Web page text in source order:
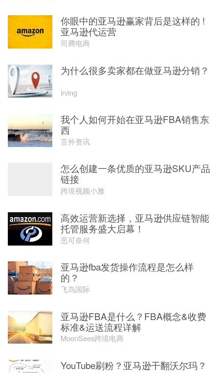
你眼中的亚马逊赢家背后是这样的 !
亚马逊代运营
司腾电商
为什么很多卖家都在做亚马逊分销？
lrving
我个人如何开始在亚马逊FBA销售东
西
言外资讯
怎么创建一条优质的亚马逊SKU产品
链接
跨境视频小雅
高效运营新选择，亚马逊供应链智能
托管服务盛大启幕！
恶可奈何
亚马逊fba发货操作流程是怎么样
的？
飞鸟国际
亚马逊FBA是什么？FBA概念&收费
标准&运送流程详解
MoonSees跨境电商
YouTube刷粉？亚马逊干翻沃尔玛？